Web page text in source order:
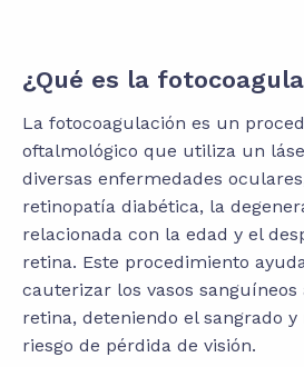
¿Qué es la
La fotocoagulación es un
oftalmológico que utiliza un
diversas enfermedades
retinopatía diabética, la
relacionada con la edad y el
retina. Este procedimiento
cauterizar los vasos
retina, deteniendo el sangrado
riesgo de pérdida de visión.